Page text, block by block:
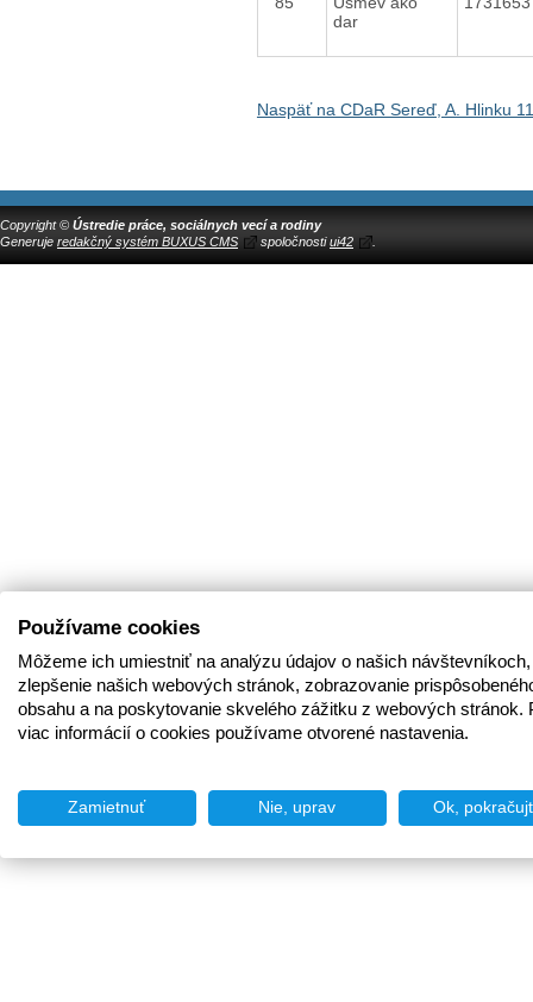
dar
Naspäť na CDaR Sereď, A. Hlinku
Copyright © Ústredie práce, sociálnych vecí a rodiny
Generuje redakčný systém BUXUS CMS spoločnostiui42
Používame cookies
Môžeme ich umiestniť na analýzu údajov o našich
zlepšenie našich webových stránok, zobrazovanie
obsahu a na poskytovanie skvelého zážitku z webových stránok.
viac informácií o cookies používame otvorené nastavenia.
Zamietnuť Nie, uprav Ok,